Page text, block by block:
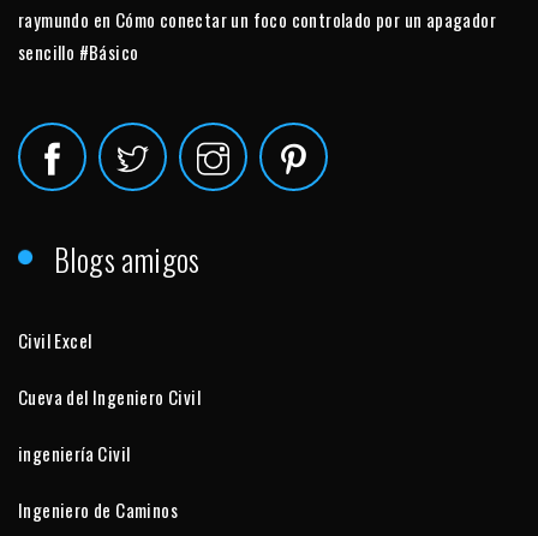
raymundo en Cómo conectar un foco controlado por un apagador
sencillo #Básico
Blogs amigos
Civil Excel
Cueva del Ingeniero Civil
ingeniería Civil
Ingeniero de Caminos